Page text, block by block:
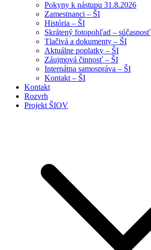
Pokyny k nástupu 31.8.2026
Zamestnanci – ŠI
História – ŠI
Skrátený fotopohľad – súčasnosť
Tlačivá a dokumenty – ŠI
Aktuálne poplatky – ŠI
Záujmová činnosť – ŠI
Internátna samospráva – ŠI
Kontakt – ŠI
Kontakt
Rozvrh
Projekt ŠIOV